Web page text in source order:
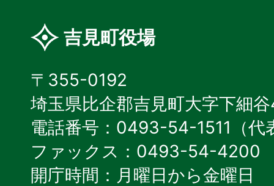
吉見町役場
〒355-0192
埼玉県比企郡吉見町大字下細谷
電話番号：0493-54-1511（代
ファックス：0493-54-4200
開庁時間：月曜日から金曜日